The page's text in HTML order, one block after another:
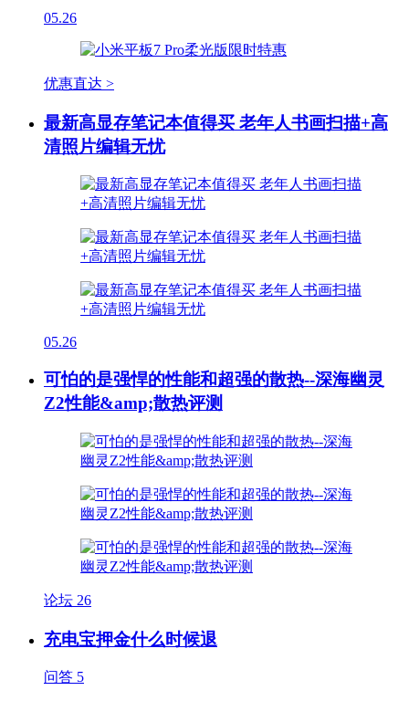
05.26
优惠直达 >
最新高显存笔记本值得买 老年人书画扫描+高
清照片编辑无忧
05.26
可怕的是强悍的性能和超强的散热--深海幽灵
Z2性能&amp;散热评测
论坛 26
充电宝押金什么时候退
问答 5